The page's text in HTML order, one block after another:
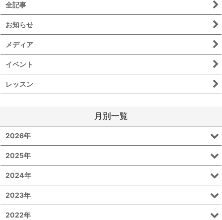
全記事
お知らせ
メディア
イベント
レッスン
月別一覧
2026年
2025年
2024年
2023年
2022年